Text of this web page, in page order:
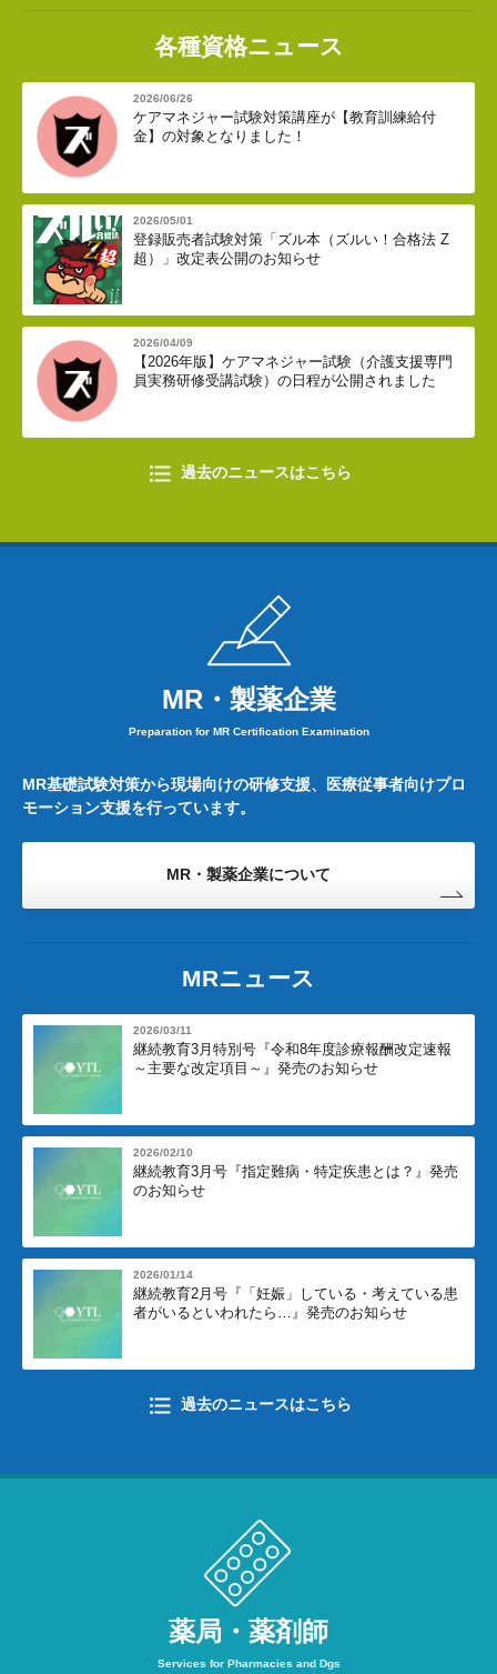
各種資格ニュース
2026/06/26
ケアマネジャー試験対策講座が【教育訓練給付
金】の対象となりました！
2026/05/01
登録販売者試験対策「ズル本（ズルい！合格法 Z
超）」改定表公開のお知らせ
2026/04/09
【2026年版】ケアマネジャー試験（介護支援専門
員実務研修受講試験）の日程が公開されました
過去のニュースはこちら
MR・製薬企業
Preparation for MR Certification Examination
MR基礎試験対策から現場向けの研修支援、医療従事者向けプロ
モーション支援を行っています。
MR・製薬企業について
MRニュース
2026/03/11
継続教育3月特別号『令和8年度診療報酬改定速報
～主要な改定項目～』発売のお知らせ
2026/02/10
継続教育3月号『指定難病・特定疾患とは？』発売
のお知らせ
2026/01/14
継続教育2月号『「妊娠」している・考えている患
者がいるといわれたら…』発売のお知らせ
過去のニュースはこちら
薬局・薬剤師
Services for Pharmacies and Dgs